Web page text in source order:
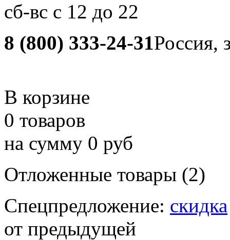
сб-вс с 12 до 22
8 (800) 333-24-31Россия,
В корзине
0 товаров
на сумму 0 руб
Отложенные товары (2)
Спецпредложение: скидка
от предыдущей